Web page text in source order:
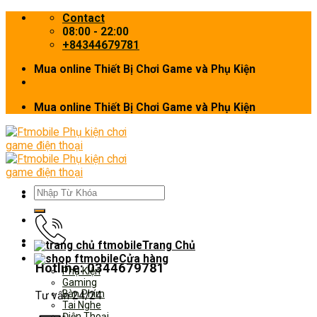
Skip
Contact
08:00 - 22:00
+84344679781
Mua online Thiết Bị Chơi Game và Phụ Kiện
Mua online Thiết Bị Chơi Game và Phụ Kiện
Hotline: 0344679781
Tư vấn 24/24
Tìm
Trang Chủ
Cửa hàng
Phụ Kiện
Gaming
Bàn Phím
Tai Nghe